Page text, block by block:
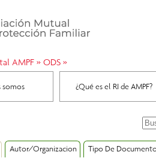
AMPF» ODS»
somos ¿Qué es el RI de AMPF?
Autor/Organizacion Tipo De